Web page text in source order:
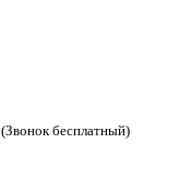
(Звонок бесплатный)